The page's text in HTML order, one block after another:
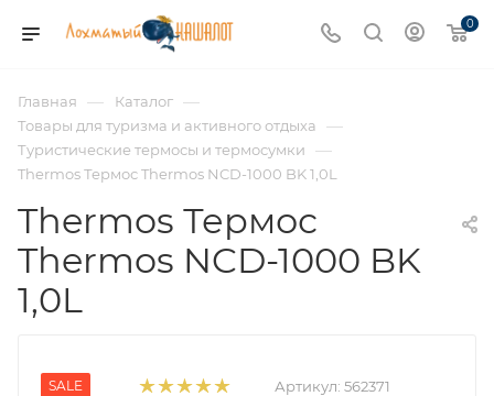
0
Главная — Каталог —
Товары для туризма и активного отдыха —
Туристические термосы и термосумки —
Thermos Термос Thermos NCD-1000 BK 1,0L
Thermos Термос
Thermos NCD-1000 BK
1,0L
SALE Артикул: 562371